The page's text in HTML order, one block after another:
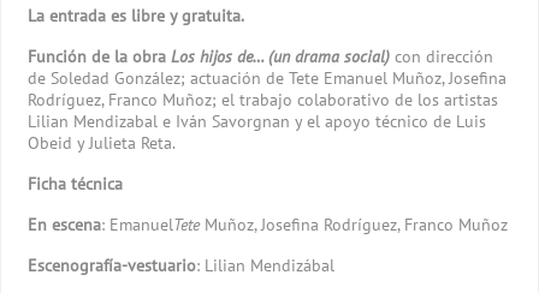
La entrada es libre y gratuita.
Función de la obra Los hijos de… (un drama social) con dirección
de Soledad González; actuación de Tete Emanuel Muñoz, Josefina
Rodríguez, Franco Muñoz; el trabajo colaborativo de los artistas
Lilian Mendizabal e Iván Savorgnan y el apoyo técnico de Luis
Obeid y Julieta Reta.
Ficha técnica
En escena: EmanuelTete Muñoz, Josefina Rodríguez, Franco Muñoz
Escenografía-vestuario: Lilian Mendizábal